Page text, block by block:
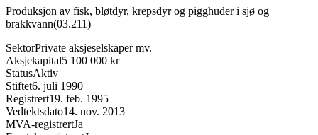
Produksjon av fisk, bløtdyr, krepsdyr og pigghuder i sjø og
brakkvann(03.211)
SektorPrivate aksjeselskaper mv.
Aksjekapital5 100 000 kr
StatusAktiv
Stiftet6. juli 1990
Registrert19. feb. 1995
Vedtektsdato14. nov. 2013
MVA-registrertJa